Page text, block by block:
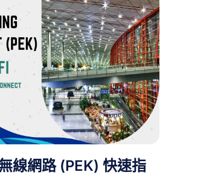
線網路 (PEK) 快速指